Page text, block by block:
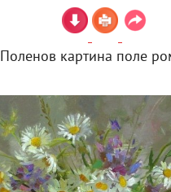
Поленов картина поле